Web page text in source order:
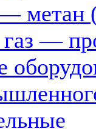
метан
—